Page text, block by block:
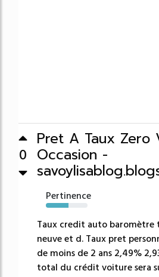
0
Pret A Taux Zero
Occasion -
Pertinence
54%
Taux credit auto
neuve et d. Taux pret
de moins de 2 ans 2,49%
total du crédit voiture sera